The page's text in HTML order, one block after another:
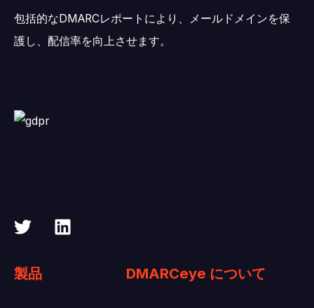
包括的なDMARCレポートにより、メールドメインを保
護し、配信率を向上させます。
製品 DMARCeye について